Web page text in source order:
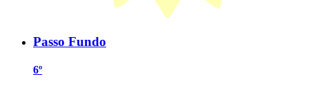
Passo Fundo
6º